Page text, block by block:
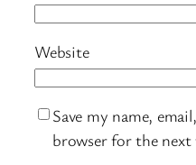
Website
Save my name,
browser for the